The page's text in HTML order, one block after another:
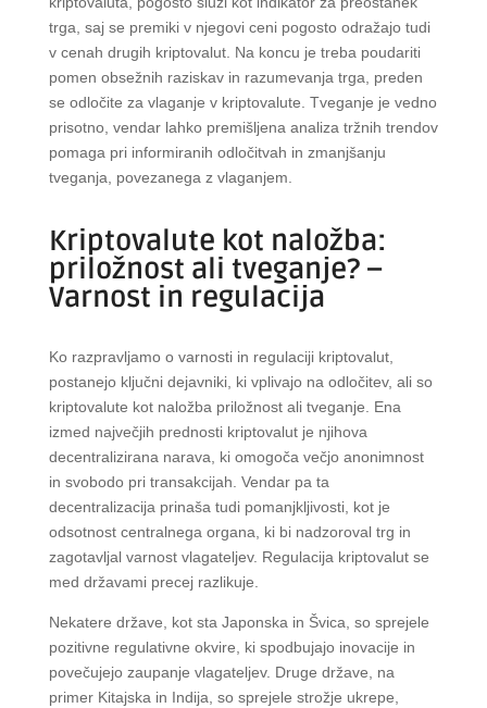
trga, saj se premiki v njegovi ceni pogosto odražajo tudi
v cenah drugih kriptovalut. Na koncu je treba poudariti
pomen obsežnih raziskav in razumevanja trga, preden
se odločite za vlaganje v kriptovalute. Tveganje je vedno
prisotno, vendar lahko premišljena analiza tržnih trendov
pomaga pri informiranih odločitvah in zmanjšanju
tveganja, povezanega z vlaganjem.
Kriptovalute kot naložba:
priložnost ali tveganje? –
Varnost in regulacija
Ko razpravljamo o varnosti in regulaciji kriptovalut,
postanejo ključni dejavniki, ki vplivajo na odločitev, ali so
kriptovalute kot naložba priložnost ali tveganje. Ena
izmed največjih prednosti kriptovalut je njihova
decentralizirana narava, ki omogoča večjo anonimnost
in svobodo pri transakcijah. Vendar pa ta
decentralizacija prinaša tudi pomanjkljivosti, kot je
odsotnost centralnega organa, ki bi nadzoroval trg in
zagotavljal varnost vlagateljev. Regulacija kriptovalut se
med državami precej razlikuje.
Nekatere države, kot sta Japonska in Švica, so sprejele
pozitivne regulativne okvire, ki spodbujajo inovacije in
povečujejo zaupanje vlagateljev. Druge države, na
primer Kitajska in Indija, so sprejele strožje ukrepe,